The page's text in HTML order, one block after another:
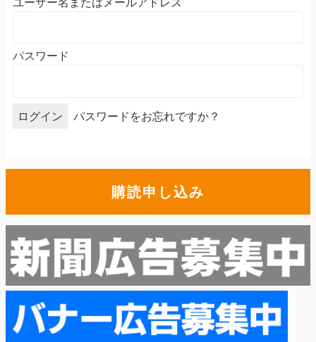
パスワード
パスワードをお忘れですか？
購読申し込み